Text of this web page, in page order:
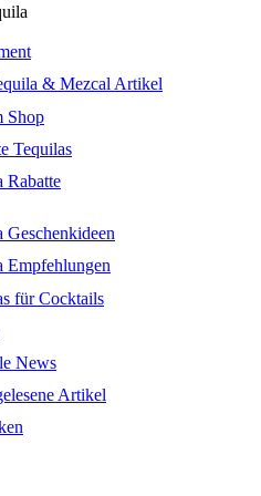
& Mezcal Artikel
Shop
Tequilas
Rabatte
Geschenkideen
Empfehlungen
für Cocktails
News
Artikel